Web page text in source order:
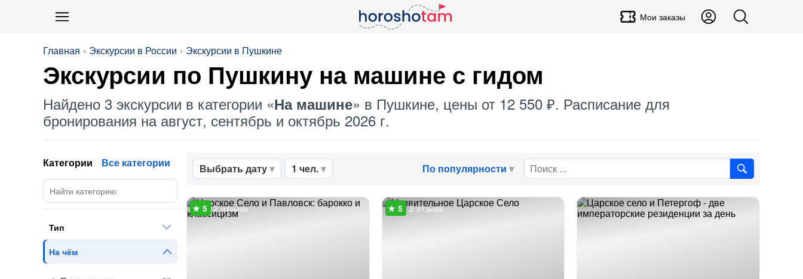
Мои заказы
Главная Экскурсии в России Экскурсии в Пушкине
Экскурсии по Пушкину на машине с гидом
Найдено 3 экскурсии в категории «На машине» в Пушкине, цены от 12 550 ₽. Расписание для
бронирования на август, сентябрь и октябрь 2026 г.
Выбрать дату 1 чел. По популярности
2 отзыва 2 отзыва
Категории Все категории
Тип
На чём